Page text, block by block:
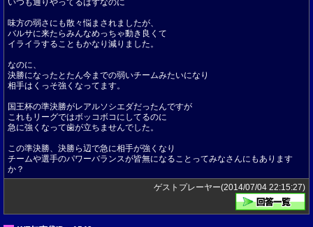
いつも通りやってるはずなのに
味方の弱さにも散々悩まされましたが、
バルサに来たらみんなめっちゃ動き良くて
イライラすることもかなり減りました。
なのに、
決勝になったとたん今までの弱いチームみたいになり
相手はくっそ強くなってます。
国王杯の準決勝がレアルソシエダだったんですが
これもリーグではボッコボコにしてるのに
急に強くなって歯が立ちませんでした。
この準決勝、決勝ら辺で急に相手が強くなり
チームや選手のパワーバランスが皆無になることってみなさんにもあります
か？
ゲストプレーヤー(2014/07/04 22:15:27)